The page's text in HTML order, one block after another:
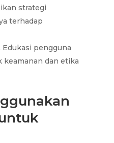
strategi
terhadap
Edukasi pengguna
dan etika